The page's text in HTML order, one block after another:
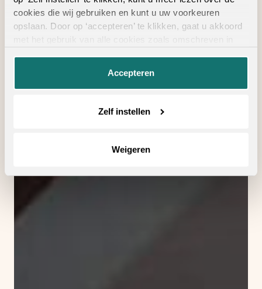
cookies die wij gebruiken en kunt u uw voorkeuren
opslaan. Door op ‘accepteren’ te klikken, gaat u akkoord
Accepteren
Zelf instellen
Weigeren